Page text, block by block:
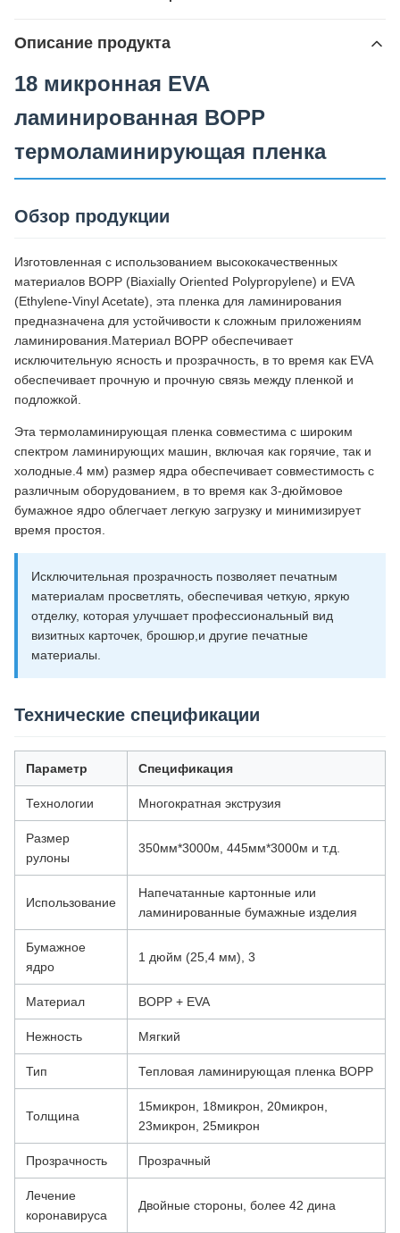
Описание продукта
18 микронная EVA
ламинированная BOPP
термоламинирующая пленка
Обзор продукции
Изготовленная с использованием высококачественных
материалов BOPP (Biaxially Oriented Polypropylene) и EVA
(Ethylene-Vinyl Acetate), эта пленка для ламинирования
предназначена для устойчивости к сложным приложениям
ламинирования.Материал BOPP обеспечивает
исключительную ясность и прозрачность, в то время как EVA
обеспечивает прочную и прочную связь между пленкой и
подложкой.
Эта термоламинирующая пленка совместима с широким
спектром ламинирующих машин, включая как горячие, так и
холодные.4 мм) размер ядра обеспечивает совместимость с
различным оборудованием, в то время как 3-дюймовое
бумажное ядро облегчает легкую загрузку и минимизирует
время простоя.
Исключительная прозрачность позволяет печатным
материалам просветлять, обеспечивая четкую, яркую
отделку, которая улучшает профессиональный вид
визитных карточек, брошюр,и другие печатные
материалы.
Технические спецификации
Параметр Спецификация
Технологии Многократная экструзия
Размер
рулоны
350мм*3000м, 445мм*3000м и т.д.
Использование
Напечатанные картонные или
ламинированные бумажные изделия
Бумажное
ядро
1 дюйм (25,4 мм), 3
Материал BOPP + EVA
Нежность Мягкий
Тип Тепловая ламинирующая пленка BOPP
Толщина
15микрон, 18микрон, 20микрон,
23микрон, 25микрон
Прозрачность Прозрачный
Лечение
коронавируса
Двойные стороны, более 42 дина